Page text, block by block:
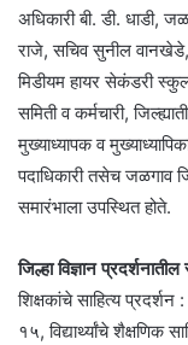
अधिकारी बी. डी. धाडी,
राजे, सचिव सुनील वानखेडे,
मिडीयम हायर सेकंडरी
समिती व कर्मचारी,
मुख्याध्यापक व
पदाधिकारी तसेच जळगाव
समारंभाला उपस्थित होते.
जिल्हा विज्ञान
शिक्षकांचे साहित्य
१५, विद्यार्थ्यांचे शैक्षणिक